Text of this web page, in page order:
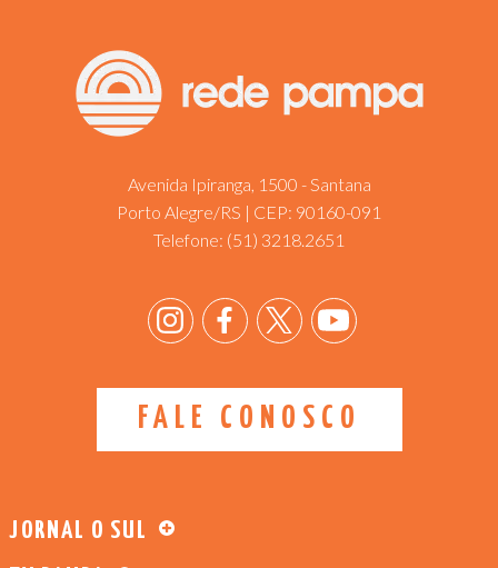
Avenida Ipiranga, 1500 - Santana
Porto Alegre/RS | CEP: 90160-091
Telefone: (51) 3218.2651
FALE CONOSCO
JORNAL O SUL